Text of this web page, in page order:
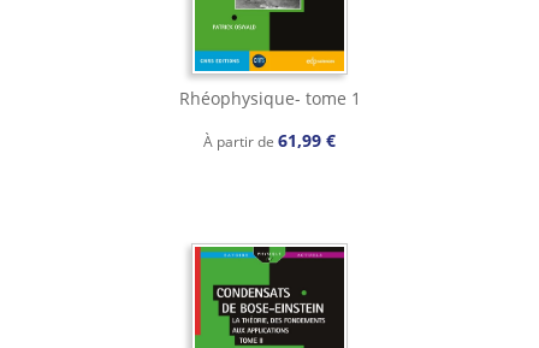
Rhéophysique- tome 1
À partir de 61,99 €